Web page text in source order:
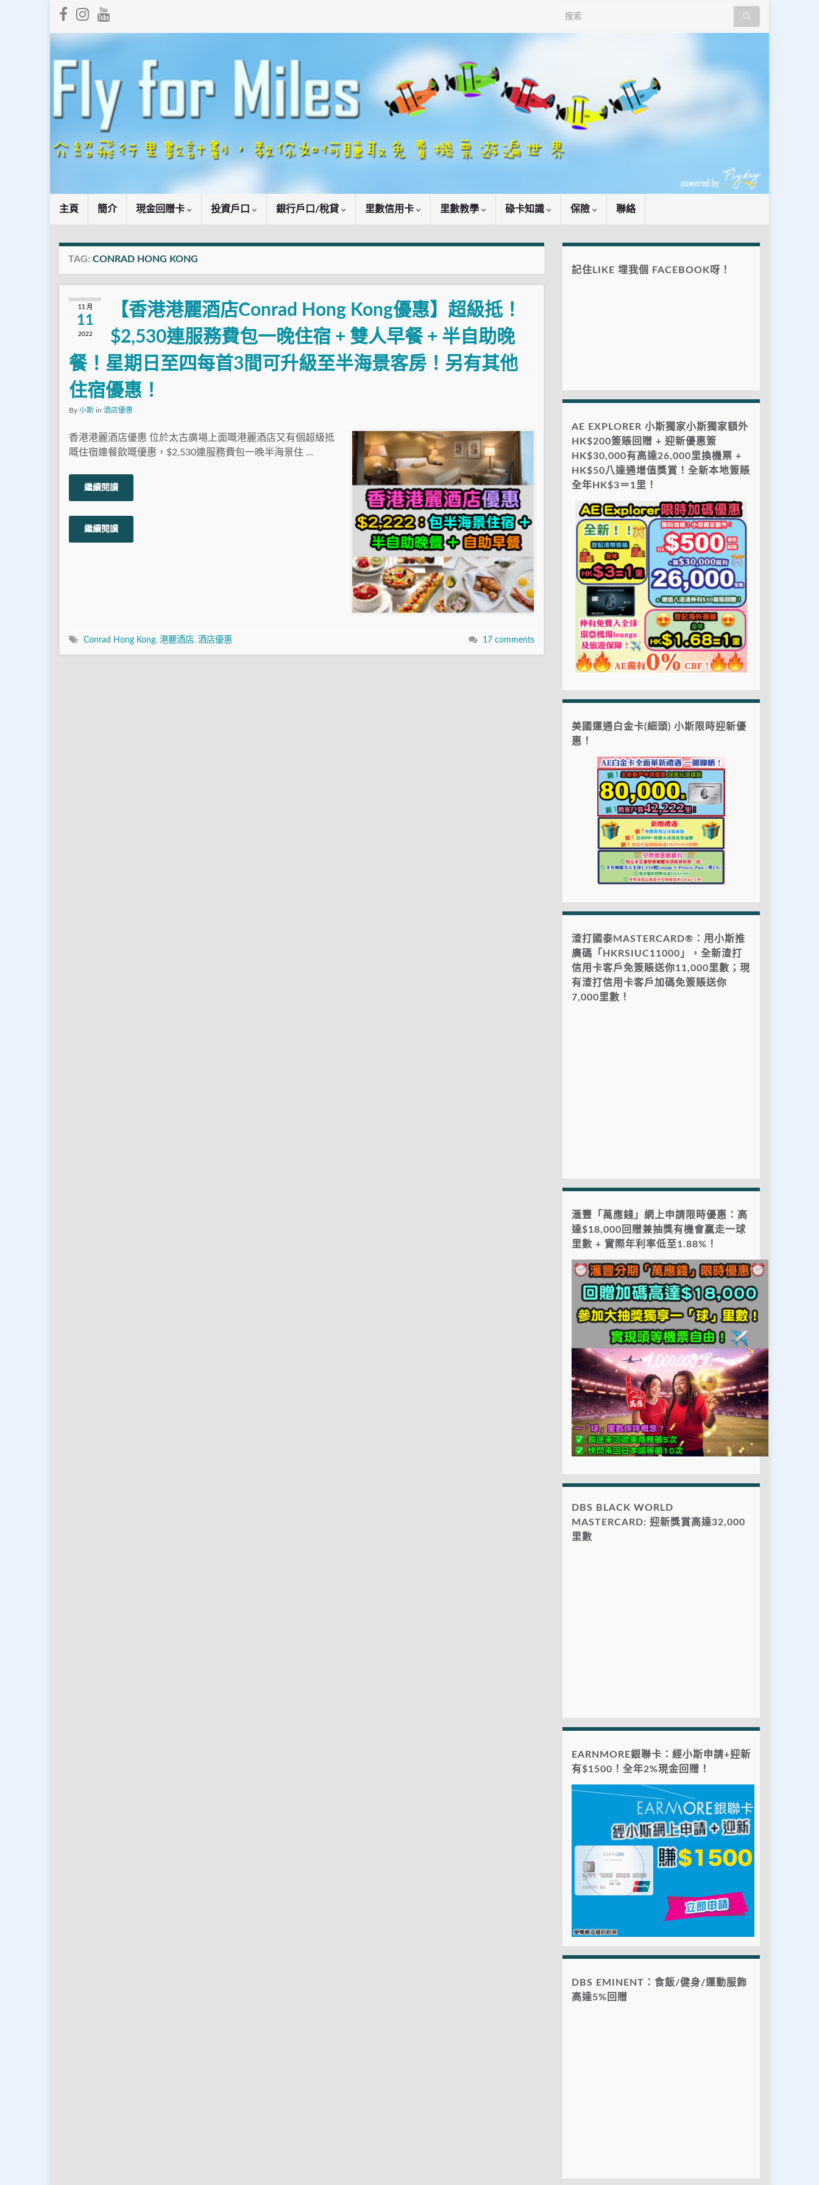
Search for:
主頁 簡介 現金回贈卡 投資戶口 銀行戶口/稅貸 里數信用卡 里數教學 碌卡知識 保險 聯絡
TAG: CONRAD HONG KONG
11 月
11
2022
【香港港麗酒店Conrad Hong Kong優惠】超級抵！
$2,530連服務費包一晚住宿 + 雙人早餐 + 半自助晚
餐！星期日至四每首3間可升級至半海景客房！另有其他
住宿優惠！
By 小斯 in 酒店優惠
香港港麗酒店優惠 位於太古廣場上面嘅港麗酒店又有個超級抵
嘅住宿連餐飲嘅優惠，$2,530連服務費包一晚半海景住 …
繼續閱讀
繼續閱讀
Conrad Hong Kong, 港麗酒店, 酒店優惠 17 comments
記住LIKE 埋我個 FACEBOOK呀！
AE EXPLORER 小斯獨家小斯獨家額外
HK$200簽賬回贈 + 迎新優惠簽
HK$30,000有高達26,000里換機票 +
HK$50八達通增值獎賞！全新本地簽賬
全年HK$3＝1里！
美國運通白金卡(細頭) 小斯限時迎新優
惠！
渣打國泰MASTERCARD®：用小斯推
廣碼「HKRSIUC11000」，全新渣打
信用卡客戶免簽賬送你11,000里數；現
有渣打信用卡客戶加碼免簽賬送你
7,000里數！
滙豐「萬應錢」網上申請限時優惠：高
達$18,000回贈兼抽獎有機會贏走一球
里數 + 實際年利率低至1.88%！
DBS BLACK WORLD
MASTERCARD: 迎新獎賞高達32,000
里數
EARNMORE銀聯卡：經小斯申請+迎新
有$1500！全年2%現金回贈！
DBS EMINENT：食飯/健身/運動服飾
高達5%回贈